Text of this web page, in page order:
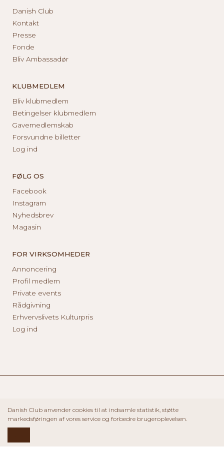
Danish Club
Kontakt
Presse
Fonde
Bliv Ambassadør
KLUBMEDLEM
Bliv klubmedlem
Betingelser klubmedlem
Gavemedlemskab
Forsvundne billetter
Log ind
FØLG OS
Facebook
Instagram
Nyhedsbrev
Magasin
FOR VIRKSOMHEDER
Annoncering
Profil medlem
Private events
Rådgivning
Erhvervslivets Kulturpris
Log ind
Danish Club anvender cookies til at indsamle statistik, støtte
markedsføringen af vores service og forbedre brugeroplevelsen.